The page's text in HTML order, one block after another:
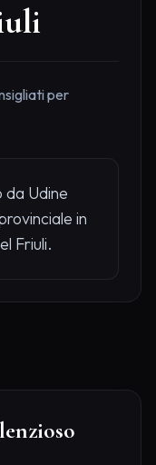
per
da Udine
in
Friuli.